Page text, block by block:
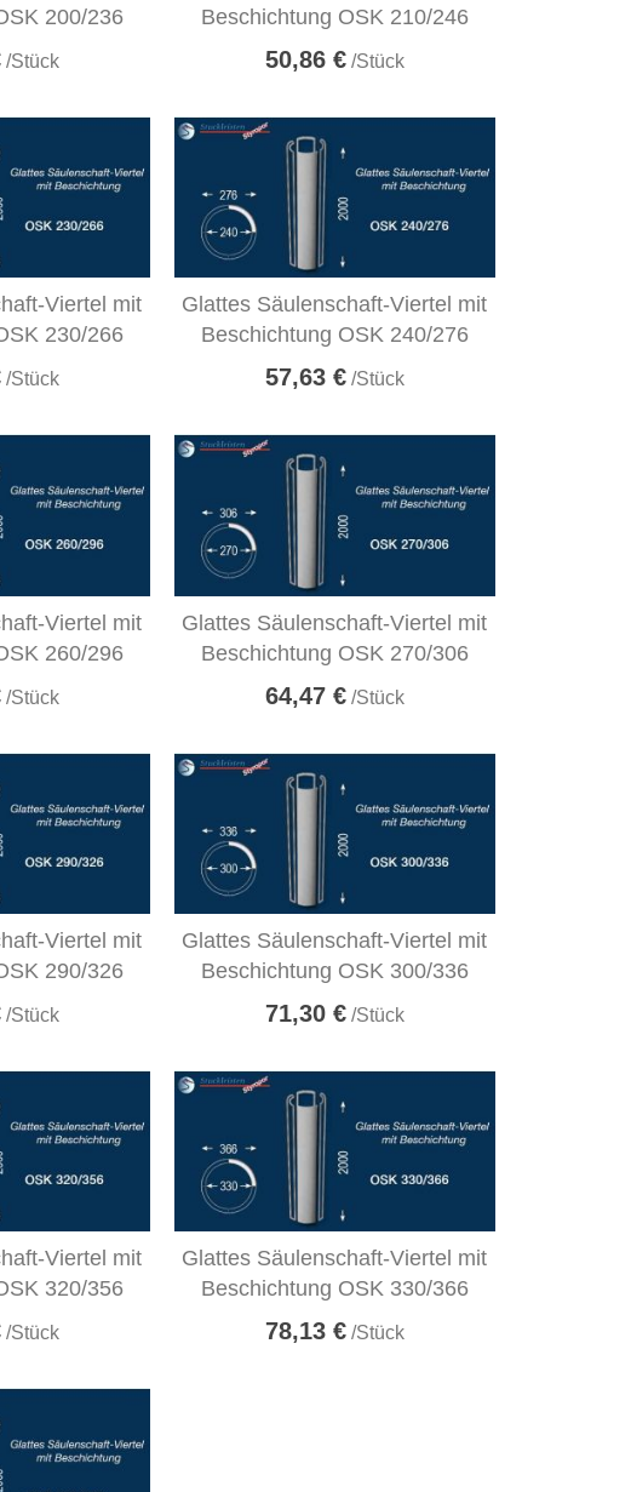
200/236
/Stück
Beschichtung OSK 210/246
50,86 €/Stück
Viertel mit
230/266
/Stück
Glattes Säulenschaft-Viertel mit
Beschichtung OSK 240/276
57,63 €/Stück
Viertel mit
260/296
/Stück
Glattes Säulenschaft-Viertel mit
Beschichtung OSK 270/306
64,47 €/Stück
Viertel mit
290/326
/Stück
Glattes Säulenschaft-Viertel mit
Beschichtung OSK 300/336
71,30 €/Stück
Viertel mit
320/356
/Stück
Glattes Säulenschaft-Viertel mit
Beschichtung OSK 330/366
78,13 €/Stück